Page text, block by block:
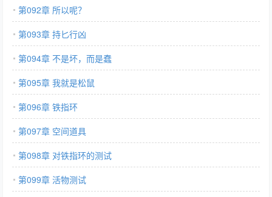
第092章 所以呢？
第093章 持匕行凶
第094章 不是坏，而是蠢
第095章 我就是松鼠
第096章 铁指环
第097章 空间道具
第098章 对铁指环的测试
第099章 活物测试